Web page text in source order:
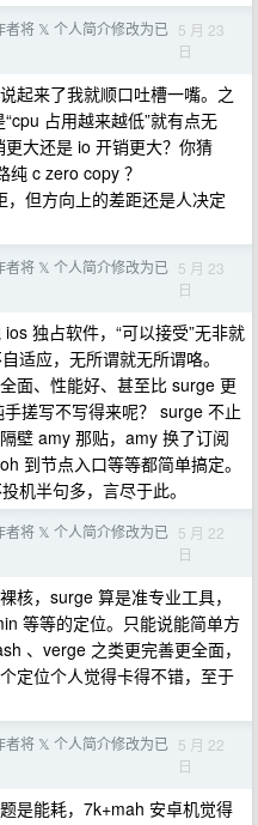
者将 𝕏 个人简介修改为已 5 月 23
日
起来了我就顺口吐槽一嘴。之
占用越来越低”就有点无
大还是 io 开销更大？你猜
c zero copy ？
但方向上的差距还是人决定
者将 𝕏 个人简介修改为已 5 月 23
日
独占软件，“可以接受”无非就
适应，无所谓就无所谓咯。
面、性能好、甚至比 surge 更
搓写不写得来呢？ surge 不止
壁 amy 那贴，amy 换了订阅
到节点入口等等都简单搞定。
机半句多，言尽于此。
者将 𝕏 个人简介修改为已 5 月 22
日
核，surge 算是准专业工具，
等等的定位。只能说能简单方
、verge 之类更完善更全面，
定位个人觉得卡得不错，至于
者将 𝕏 个人简介修改为已 5 月 22
日
是能耗，7k+mah 安卓机觉得